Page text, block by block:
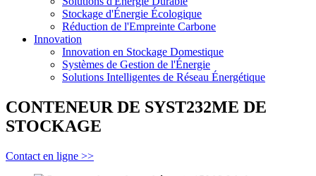
Stockage d'Énergie Écologique
Réduction de l'Empreinte Carbone
Innovation
Innovation en Stockage Domestique
Systèmes de Gestion de l'Énergie
Solutions Intelligentes de Réseau Énergétique
CONTENEUR DE SYST232ME DE
STOCKAGE
Contact en ligne >>